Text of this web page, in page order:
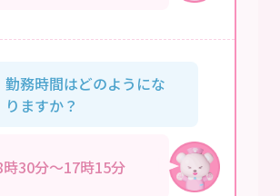
勤務時間はどのようにな
りますか？
30分～17時15分